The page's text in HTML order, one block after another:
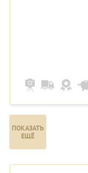
ПОКАЗАТЬ
ЕЩЁ